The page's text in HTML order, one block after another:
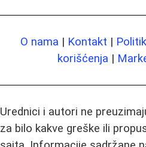
O nama | Kontakt |
korišćenja |
Urednici i autori ne
za bilo kakve greške ili